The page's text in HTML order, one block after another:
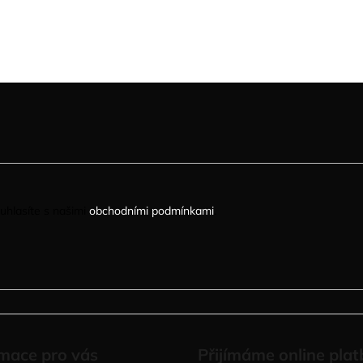
obchodními podmínkami.